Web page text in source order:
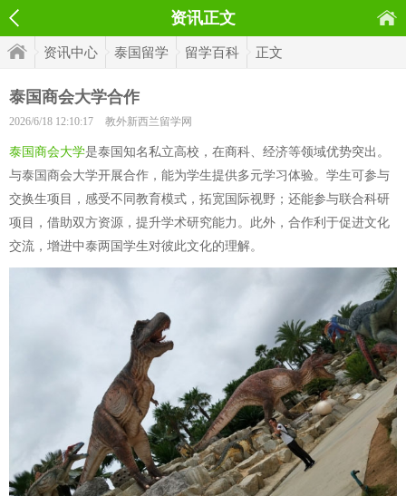
资讯正文
资讯中心 泰国留学 留学百科 正文
泰国商会大学合作
2026/6/18 12:10:17 教外新西兰留学网
泰国商会大学是泰国知名私立高校，在商科、经济等领域优势突出。
与泰国商会大学开展合作，能为学生提供多元学习体验。学生可参与
交换生项目，感受不同教育模式，拓宽国际视野；还能参与联合科研
项目，借助双方资源，提升学术研究能力。此外，合作利于促进文化
交流，增进中泰两国学生对彼此文化的理解。